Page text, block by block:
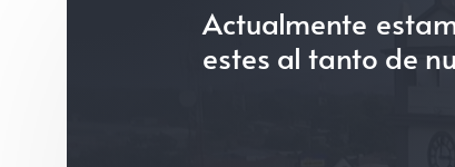
Actualmente
estes al tanto de